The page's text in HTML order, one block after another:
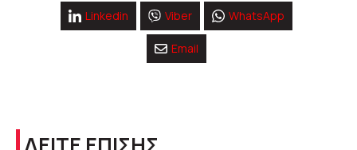
Linkedin Viber WhatsApp
Email
ΔΕΙΤΕ ΕΠΙΣΗΣ